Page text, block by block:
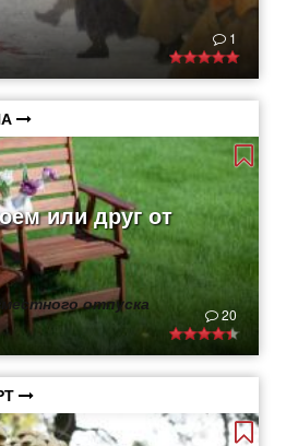
1
или друг от
отпуска
20